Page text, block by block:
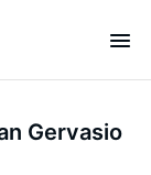
Gervasio